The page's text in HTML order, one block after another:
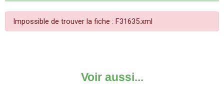
Impossible de trouver la fiche : F31635.xml
Voir aussi...